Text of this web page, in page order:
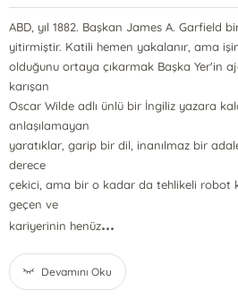
ABD, yıl 1882. Başkan James A. Garfield
yitirmiştir. Katili hemen yakalanır, ama
olduğunu ortaya çıkarmak Başka Yer'in
karışan
Oscar Wilde adlı ünlü bir İngiliz yazara
anlaşılamayan
yaratıklar, garip bir dil, inanılmaz bir
derece
çekici, ama bir o kadar da tehlikeli robot
geçen ve
kariyerinin henüz...
Devamını Oku